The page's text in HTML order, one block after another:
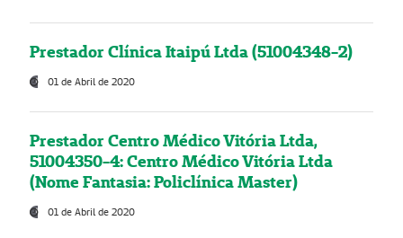
Prestador Clínica Itaipú Ltda (51004348-2)
01 de Abril de 2020
Prestador Centro Médico Vitória Ltda,
51004350-4: Centro Médico Vitória Ltda
(Nome Fantasia: Policlínica Master)
01 de Abril de 2020